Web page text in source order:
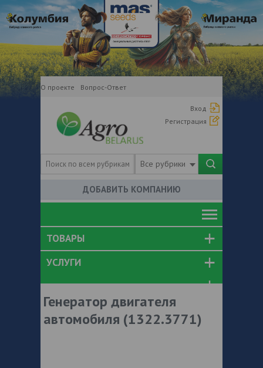
О проекте Вопрос-Ответ
Вход
Регистрация
Все рубрики
ДОБАВИТЬ КОМПАНИЮ
ТОВАРЫ
УСЛУГИ
Генератор двигателя
автомобиля (1322.3771)